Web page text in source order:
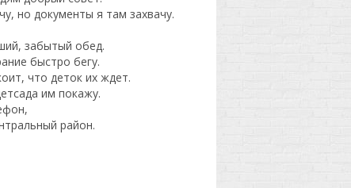
но документы я там захвачу.
забытый обед.
быстро бегу.
что деток их ждет.
им покажу.
район.